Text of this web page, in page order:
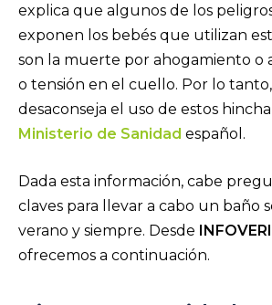
explica que algunos de los
exponen los bebés que utilizan
son la muerte por ahogamiento o
o tensión en el cuello. Por lo
desaconseja el uso de estos
Ministerio de Sanidad español.
Dada esta información, cabe
claves para llevar a cabo un baño
verano y siempre. Desde
ofrecemos a continuación.